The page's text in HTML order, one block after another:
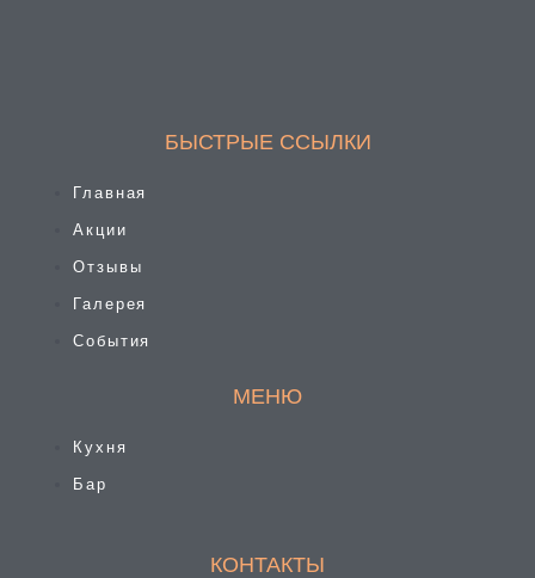
БЫСТРЫЕ ССЫЛКИ
Главная
Акции
Отзывы
Галерея
События
МЕНЮ
Кухня
Бар
КОНТАКТЫ